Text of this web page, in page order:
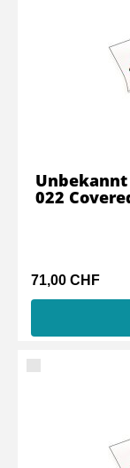
71,00 CHF
Unbekannt
022